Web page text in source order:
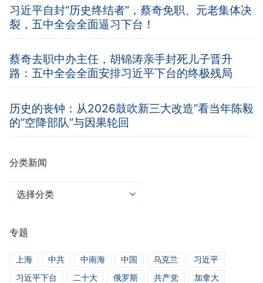
习近平自封“历史终结者”，蔡奇免职、元老集体决
裂，五中全会全面逼习下台！
蔡奇去职中办主任，胡锦涛亲手封死儿子晋升
路：五中全会全面安排习近平下台的终极残局
历史的丧钟：从2026鼓吹新三大改造”看当年陈毅
的“空降部队”与因果轮回
分类新闻
分
闻
专题
上海 中共 中南海 中国 乌克兰
习近平
习近平下台
二十大 俄罗斯 共产党
加拿大